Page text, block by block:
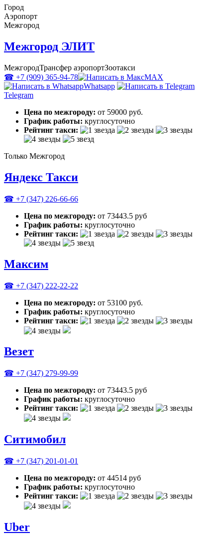
Город
Аэропорт
Межгород
Межгород ЭЛИТ
МежгородТрансфер аэропортЗоотакси
☎ +7 (909) 365-94-78
MAX
Whatsapp
Telegram
Цена по межгороду: от 59000 руб.
График работы: круглосуточно
Рейтинг такси:
Только Межгород
Яндекс Такси
☎ +7 (347) 226-66-66
Цена по межгороду: от 73443.5 руб
График работы: круглосуточно
Рейтинг такси:
Максим
☎ +7 (347) 222-22-22
Цена по межгороду: от 53100 руб.
График работы: круглосуточно
Рейтинг такси:
Везет
☎ +7 (347) 279-99-99
Цена по межгороду: от 73443.5 руб
График работы: круглосуточно
Рейтинг такси:
Ситимобил
☎ +7 (347) 201-01-01
Цена по межгороду: от 44514 руб
График работы: круглосуточно
Рейтинг такси:
Uber